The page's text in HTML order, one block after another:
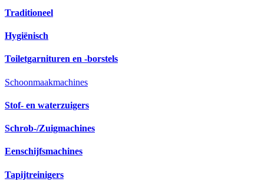
Traditioneel
Hygiënisch
Toiletgarnituren en -borstels
Schoonmaakmachines
Stof- en waterzuigers
Schrob-/Zuigmachines
Eenschijfsmachines
Tapijtreinigers